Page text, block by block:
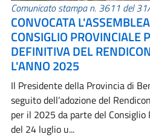
Comunicato stampa n. 3611 del
CONVOCATA
CONSIGLIO PROVINCIALE
DEFINITIVA DEL
L'ANNO 2025
Il Presidente della Provincia di
seguito dell’adozione del
per il 2025 da parte del
del 24 luglio u...